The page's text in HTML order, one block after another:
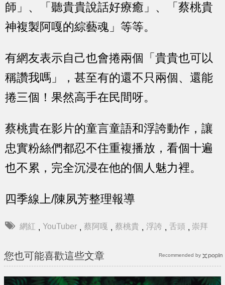
師」、「聽貴貴說話好療癒」、「蔡桃貴
神複製阿嘎的綜藝魂」等等。
有網友表示自己也會捲兩個「貴貴也可以
稱讚我嗎」，甚至有的還不只兩個、還能
捲三個！果然高手在民間呀。
蔡桃貴在影片的童言童語和浮誇動作，讓
忠實粉絲們都忍不住重複播放，看個十遍
也不累，完全沉浸在他的個人魅力裡。
四季線上/陳夙芳整理報導
網紅 , YouTuber , 蔡阿嘎 , 蔡桃貴 , 浮誇 , 舌頭 , 崇拜
您也可能喜歡這些文章 Recommended by